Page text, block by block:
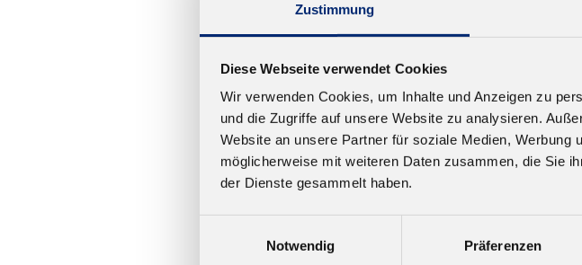
Zustimmung
Diese Webseite verwendet Cookies
Wir verwenden Cookies, um Inhalte und Anzeigen zu
und die Zugriffe auf unsere Website zu analysieren.
Website an unsere Partner für soziale Medien, Werbung
möglicherweise mit weiteren Daten zusammen, die Sie
der Dienste gesammelt haben.
Notwendig
Präferenzen
568.0 1K PUR
Montageklebstoff D4
Farbe: beige. Offene Zeit: ca. 5